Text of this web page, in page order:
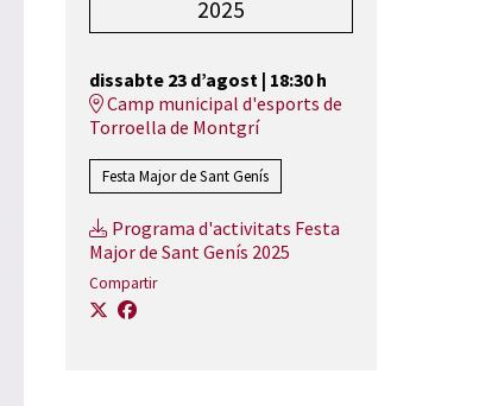
2025
dissabte 23 d’agost| 18:30 h
Camp municipal d'esports de
Torroella de Montgrí
Festa Major de Sant Genís
Programa d'activitats Festa
Major de Sant Genís 2025
Compartir